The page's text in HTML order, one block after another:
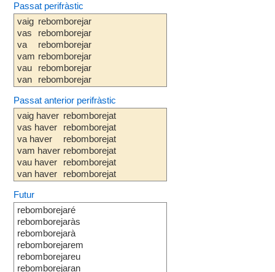
Passat perifràstic
vaig
vas
va
vam
vau
van
rebomborejar
rebomborejar
rebomborejar
rebomborejar
rebomborejar
rebomborejar
Passat anterior perifràstic
vaig haver
vas haver
va haver
vam haver
vau haver
van haver
rebomborejat
rebomborejat
rebomborejat
rebomborejat
rebomborejat
rebomborejat
Futur
rebomborejaré
rebomborejaràs
rebomborejarà
rebomborejarem
rebomborejareu
rebomborejaran